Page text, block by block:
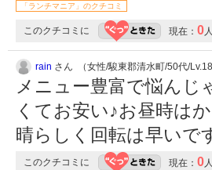
「ランチマニア」のクチコミ
このクチコミに 現在： 0人
rain さん （女性/駿東郡清水町/50代/Lv.18
メニュー豊富で悩ん
くてお安い♪お昼時は
晴らしく回転は早いで
このクチコミに 現在： 0人